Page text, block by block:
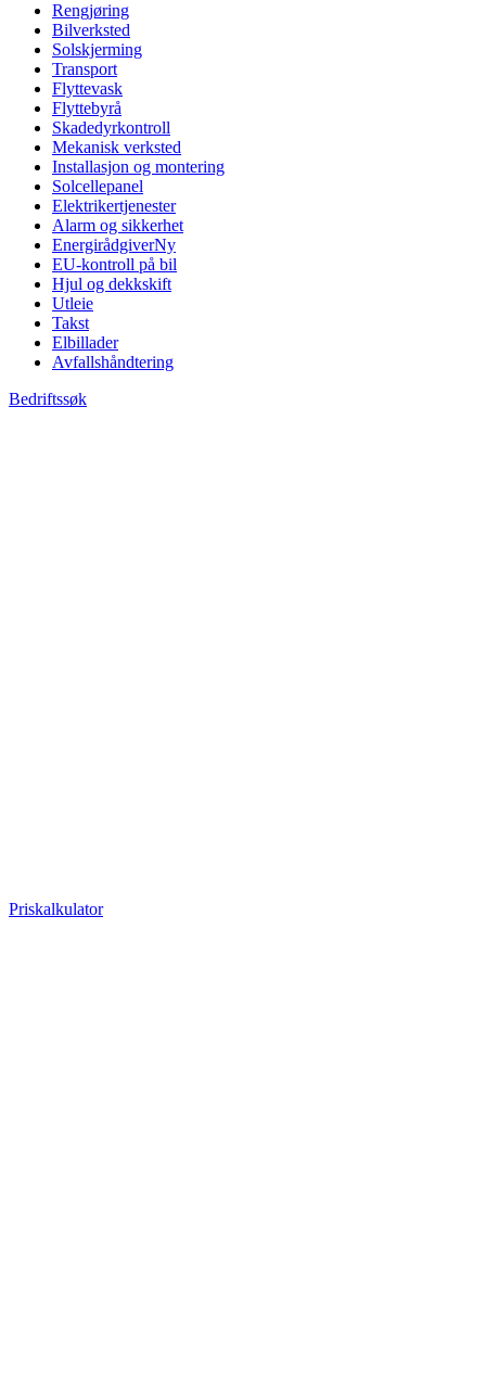
Rengjøring
Bilverksted
Solskjerming
Transport
Flyttevask
Flyttebyrå
Skadedyrkontroll
Mekanisk verksted
Installasjon og montering
Solcellepanel
Elektrikertjenester
Alarm og sikkerhet
EnergirådgiverNy
EU-kontroll på bil
Hjul og dekkskift
Utleie
Takst
Elbillader
Avfallshåndtering
Bedriftssøk
Priskalkulator